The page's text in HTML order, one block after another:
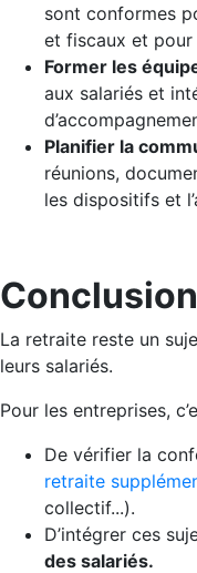
sont conformes
et fiscaux et pour
Former les
aux salariés et
Planifier la
réunions,
les dispositifs et
Conclusion
La retraite reste un
leurs salariés.
Pour les entreprises,
De vérifier la
retraite
collectif...).
D’intégrer ces
des salariés.